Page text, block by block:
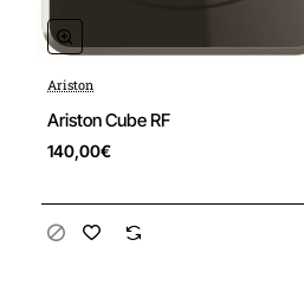
Ariston
Ariston Cube RF
140,00€